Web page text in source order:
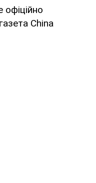
офіційно
China